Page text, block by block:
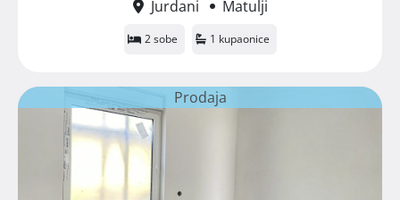
Jurdani
Matulji
2 sobe 1 kupaonice
Prodaja